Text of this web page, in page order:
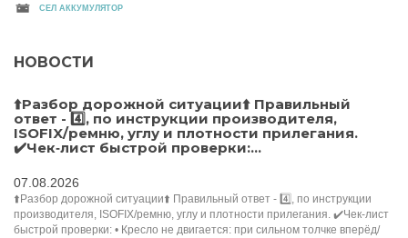
CЕЛ АККУМУЛЯТОР
НОВОСТИ
⬆️Разбор дорожной ситуации⬆️ Правильный
ответ - 4️⃣, по инструкции производителя,
ISOFIX/ремню, углу и плотности прилегания.
✔️Чек‑лист быстрой проверки:...
07.08.2026
⬆️Разбор дорожной ситуации⬆️ Правильный ответ - 4️⃣, по инструкции
производителя, ISOFIX/ремню, углу и плотности прилегания. ✔️Чек‑лист
быстрой проверки: • Кресло не двигается: при сильном толчке вперёд/